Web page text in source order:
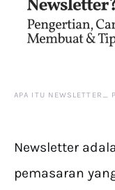
APA ITU NEWSLETTER_
Newsletter
pemasaran